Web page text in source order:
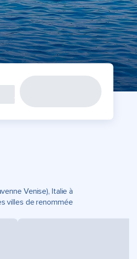
Venise), Italie à
villes de renommée